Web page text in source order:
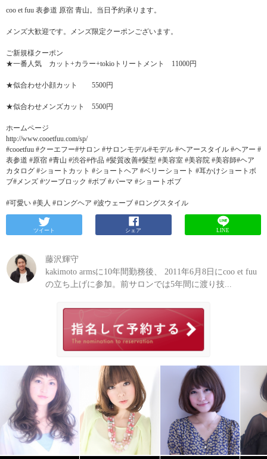
coo et fuu 表参道 原宿 青山。当日予約承ります。
メンズ大歓迎です。メンズ限定クーポンございます。
ご新規様クーポン
★一番人気 カット+カラー+tokioトリートメント 11000円
★似合わせ小顔カット 5500円
★似合わせメンズカット 5500円
ホームページ
http://www.cooetfuu.com/sp/
#cooetfuu #クーエフー#サロン #サロンモデル#モデル #ヘアースタイル #ヘアー #
表参道 #原宿 #青山 #渋谷#作品 #髪質改善#髪型 #美容室 #美容院 #美容師#ヘア
カタログ #ショートカット #ショートヘア #ベリーショート #耳かけショートボ
ブ#メンズ #ツーブロック #ボブ #パーマ #ショートボブ
#可愛い #美人 #ロングヘア #波ウェーブ #ロングスタイル
ツイート シェア LINE
藤沢輝守
kakimoto armsに10年間勤務後、 2011年6月8日にcoo et fuu
の立ち上げに参加。前サロンでは5年間に渡り技...